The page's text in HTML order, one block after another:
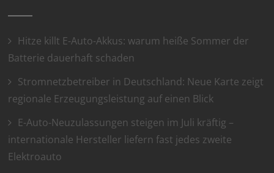
Hitze killt E-Auto-Akkus: warum heiße Sommer der
Batterie dauerhaft schaden
Stromnetzbetreiber in Deutschland: Neue Karte zeigt
regionale Erzeugungsleistung auf einen Blick
E-Auto-Neuzulassungen steigen im Juli kräftig –
internationale Hersteller liefern fast jedes zweite
Elektroauto